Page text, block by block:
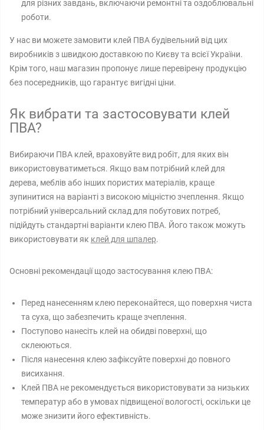
для різних завдань, включаючи ремонтні та оздоблювальні
роботи.
У нас ви можете замовити клей ПВА будівельний від цих
виробників з швидкою доставкою по Києву та всієї України.
Крім того, наш магазин пропонує лише перевірену продукцію
без посередників, що гарантує вигідні ціни.
Як вибрати та застосовувати клей
ПВА?
Вибираючи ПВА клей, враховуйте вид робіт, для яких він
використовуватиметься. Якщо вам потрібний клей для
дерева, меблів або інших пористих матеріалів, краще
зупинитися на варіанті з високою міцністю зчеплення. Якщо
потрібний універсальний склад для побутових потреб,
підійдуть стандартні варіанти клею ПВА. Його також можуть
використовувати як клей для шпалер.
Основні рекомендації щодо застосування клею ПВА:
Перед нанесенням клею переконайтеся, що поверхня чиста
та суха, що забезпечить краще зчеплення.
Поступово нанесіть клей на обидві поверхні, що
склеюються.
Після нанесення клею зафіксуйте поверхні до повного
висихання.
Клей ПВА не рекомендується використовувати за низьких
температур або в умовах підвищеної вологості, оскільки це
може знизити його ефективність.